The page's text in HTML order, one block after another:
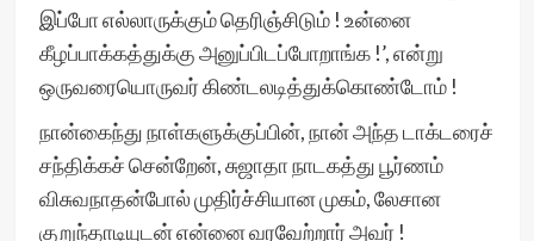
இப்போ எல்லாருக்கும் தெரிஞ்சிடும் ! உன்னை
கீழப்பாக்கத்துக்கு அனுப்பிடப்போறாங்க !’, என்று
ஒருவரையொருவர் கிண்டலடித்துக்கொண்டோம் !
நான்கைந்து நாள்களுக்குப்பின், நான் அந்த டாக்டரைச்
சந்திக்கச் சென்றேன், சுஜாதா நாடகத்து பூர்ணம்
விசுவநாதன்போல் முதிர்ச்சியான முகம், லேசான
குறுந்தாடியுடன் என்னை வரவேற்றார் அவர் !